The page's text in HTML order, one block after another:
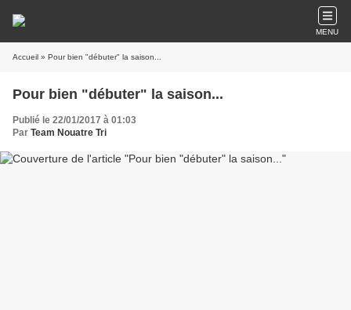
MENU
Accueil » Pour bien "débuter" la saison...
Pour bien "débuter" la saison...
Publié le 22/01/2017 à 01:03
Par Team Nouatre Tri